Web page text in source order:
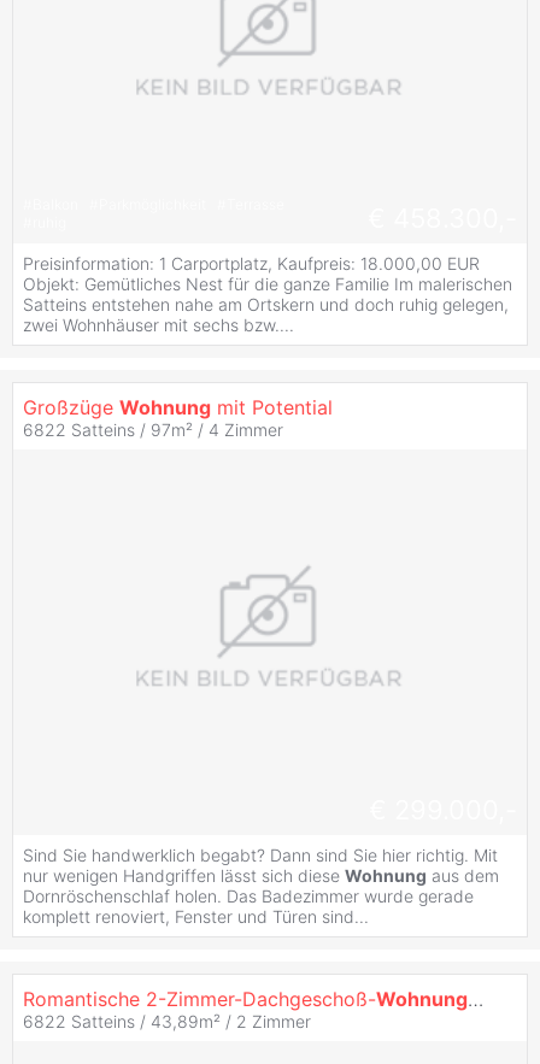
Preisinformation: 1 Carportplatz, Kaufpreis: 18.000,00 EUR
Objekt: Gemütliches Nest für die ganze Familie Im malerischen
Satteins entstehen nahe am Ortskern und doch ruhig gelegen,
zwei Wohnhäuser mit sechs bzw....
Großzüge Wohnung mit Potential
6822 Satteins / 97m² / 4 Zimmer
Sind Sie handwerklich begabt? Dann sind Sie hier richtig. Mit
nur wenigen Handgriffen lässt sich diese Wohnung aus dem
Dornröschenschlaf holen. Das Badezimmer wurde gerade
komplett renoviert, Fenster und Türen sind...
Romantische 2-Zimmer-Dachgeschoß-Wohnungin
6822 Satteins / 43,89m² / 2 Zimmer